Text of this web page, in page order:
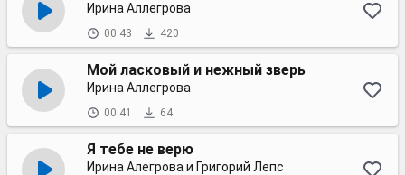
Ирина Аллегрова
00:43 420
Мой ласковый и нежный зверь
Ирина Аллегрова
00:41 64
Я тебе не верю
Ирина Алегрова и Григорий Лепс